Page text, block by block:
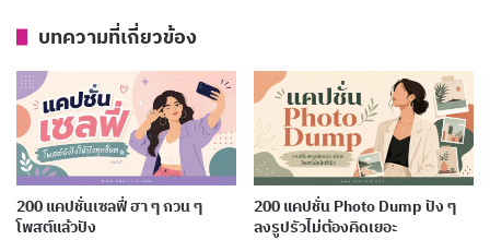
ใส่บาตรพระสงฆ์ สร้างบุญให้ตัวเอง คัดลอก
ข้าวสุกร้อนๆ ถวายด้วยใจบริสุทธิ์ คัดลอก
บทความที่เกี่ยวข้อง
200 แคปชั่นเซลฟี่ ฮา ๆ กวน ๆ
โพสต์แล้วปัง
200 แคปชั่น Photo Dump ปัง ๆ
ลงรูปรัวไม่ต้องคิดเยอะ